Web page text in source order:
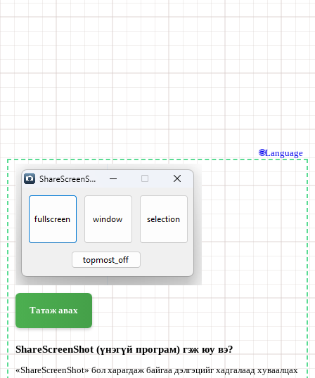
Татаж авах
ShareScreenShot (үнэгүй програм) гэж юу вэ?
«ShareScreenShot» бол харагдаж байгаа дэлгэцийг хадгалаад хуваалцах
🌐Language